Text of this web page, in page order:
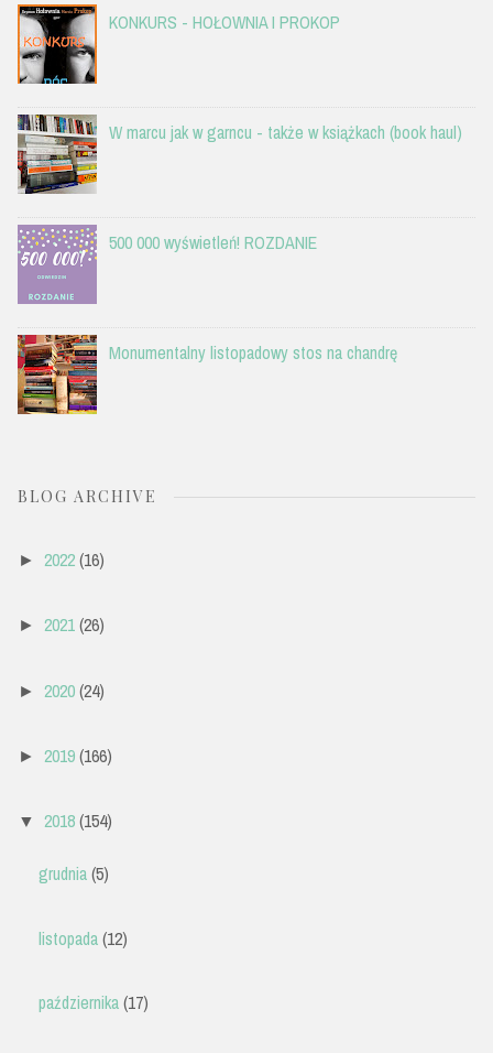
KONKURS - HOŁOWNIA I PROKOP
W marcu jak w garncu - także w książkach (book haul)
500 000 wyświetleń! ROZDANIE
Monumentalny listopadowy stos na chandrę
BLOG ARCHIVE
► 2022(16)
► 2021(26)
► 2020(24)
► 2019(166)
▼ 2018(154)
grudnia(5)
listopada(12)
października(17)